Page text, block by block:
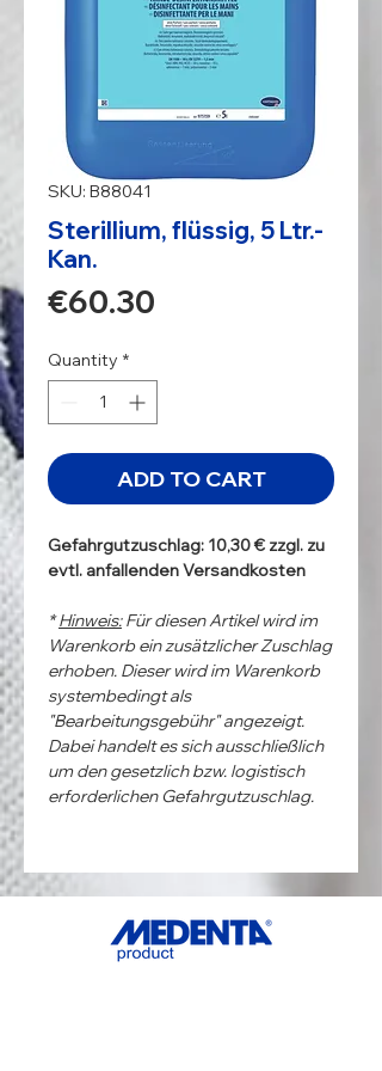
SKU: B88041
Sterillium, flüssig, 5 Ltr.-
Kan.
€60.30
Quantity *
ADD TO CART
Gefahrgutzuschlag: 10,30 € zzgl. zu
evtl. anfallenden Versandkosten
*Hinweis:Für diesen Artikel wird im
Warenkorb ein zusätzlicher Zuschlag
erhoben. Dieser wird im Warenkorb
systembedingt als
"Bearbeitungsgebühr" angezeigt.
Dabei handelt es sich ausschließlich
um den gesetzlich bzw. logistisch
erforderlichen Gefahrgutzuschlag.